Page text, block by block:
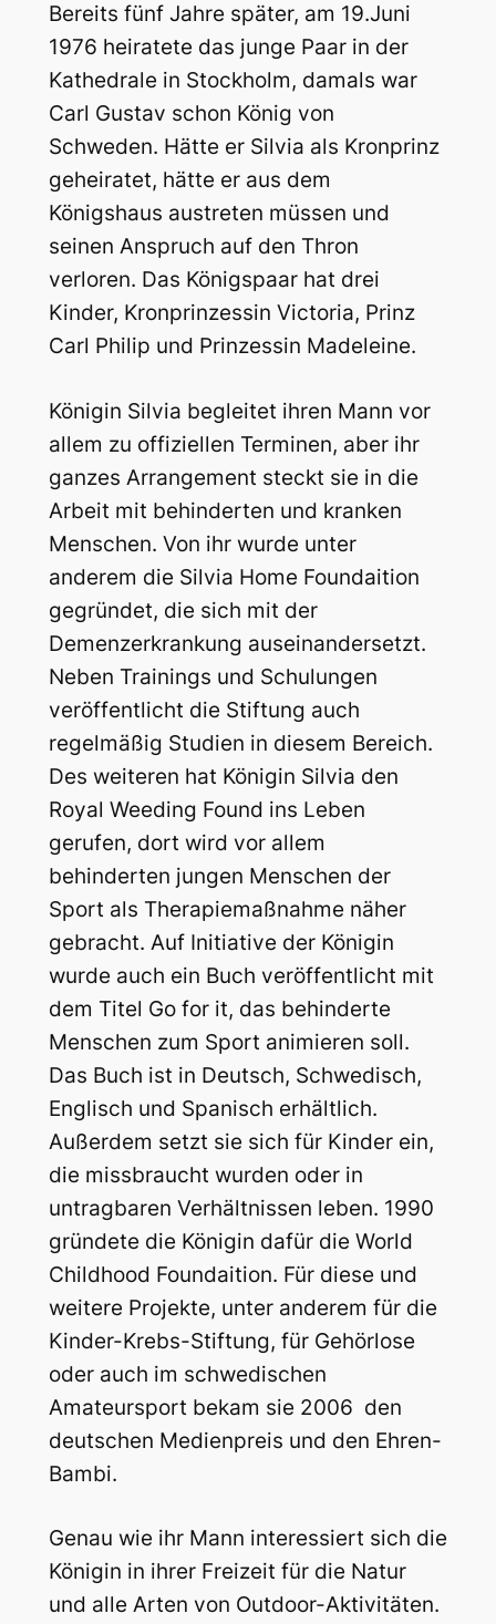
Bereits fünf Jahre später, am 19.Juni
1976 heiratete das junge Paar in der
Kathedrale in Stockholm, damals war
Carl Gustav schon König von
Schweden. Hätte er Silvia als Kronprinz
geheiratet, hätte er aus dem
Königshaus austreten müssen und
seinen Anspruch auf den Thron
verloren. Das Königspaar hat drei
Kinder, Kronprinzessin Victoria, Prinz
Carl Philip und Prinzessin Madeleine.
Königin Silvia begleitet ihren Mann vor
allem zu offiziellen Terminen, aber ihr
ganzes Arrangement steckt sie in die
Arbeit mit behinderten und kranken
Menschen. Von ihr wurde unter
anderem die Silvia Home Foundaition
gegründet, die sich mit der
Demenzerkrankung auseinandersetzt.
Neben Trainings und Schulungen
veröffentlicht die Stiftung auch
regelmäßig Studien in diesem Bereich.
Des weiteren hat Königin Silvia den
Royal Weeding Found ins Leben
gerufen, dort wird vor allem
behinderten jungen Menschen der
Sport als Therapiemaßnahme näher
gebracht. Auf Initiative der Königin
wurde auch ein Buch veröffentlicht mit
dem Titel Go for it, das behinderte
Menschen zum Sport animieren soll.
Das Buch ist in Deutsch, Schwedisch,
Englisch und Spanisch erhältlich.
Außerdem setzt sie sich für Kinder ein,
die missbraucht wurden oder in
untragbaren Verhältnissen leben. 1990
gründete die Königin dafür die World
Childhood Foundaition. Für diese und
weitere Projekte, unter anderem für die
Kinder-Krebs-Stiftung, für Gehörlose
oder auch im schwedischen
Amateursport bekam sie 2006 den
deutschen Medienpreis und den Ehren-
Bambi.
Genau wie ihr Mann interessiert sich die
Königin in ihrer Freizeit für die Natur
und alle Arten von Outdoor-Aktivitäten.